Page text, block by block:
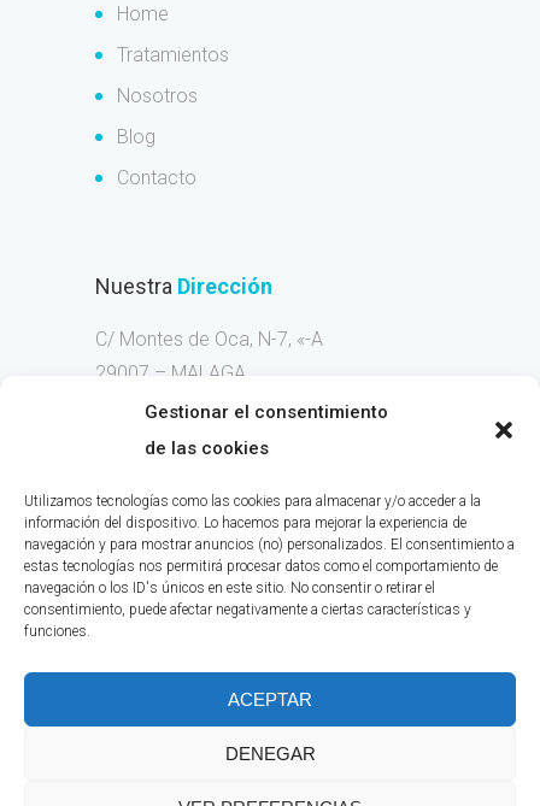
Gestionar el consentimiento
de las cookies
Utilizamos tecnologías como las cookies para almacenar y/o acceder a la
información del dispositivo. Lo hacemos para mejorar la experiencia de
navegación y para mostrar anuncios (no) personalizados. El consentimiento a
estas tecnologías nos permitirá procesar datos como el comportamiento de
navegación o los ID's únicos en este sitio. No consentir o retirar el
consentimiento, puede afectar negativamente a ciertas características y
funciones.
ACEPTAR
DENEGAR
Home
Tratamientos
Nosotros
Blog
Contacto
Nuestra Dirección
C/ Montes de Oca, N-7, «-A
29007 – MALAGA
NICA:26829